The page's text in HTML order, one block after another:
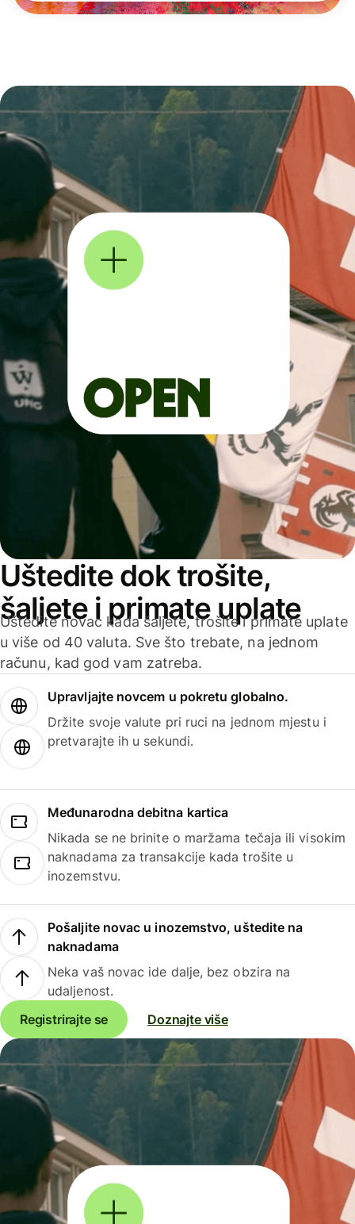
Uštedite dok trošite,
šaljete i primate uplate
Uštedite novac kada šaljete, trošite i primate uplate
u više od 40 valuta. Sve što trebate, na jednom
računu, kad god vam zatreba.
Upravljajte novcem u pokretu globalno.
Držite svoje valute pri ruci na jednom mjestu i
pretvarajte ih u sekundi.
Međunarodna debitna kartica
Nikada se ne brinite o maržama tečaja ili visokim
naknadama za transakcije kada trošite u
inozemstvu.
Pošaljite novac u inozemstvo, uštedite na
naknadama
Neka vaš novac ide dalje, bez obzira na
udaljenost.
Registrirajte se
Doznajte više